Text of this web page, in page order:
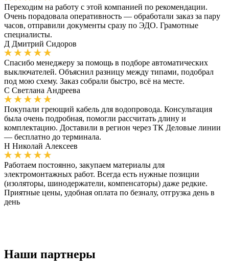
Переходим на работу с этой компанией по рекомендации.
Очень порадовала оперативность — обработали заказ за пару
часов, отправили документы сразу по ЭДО. Грамотные
специалисты.
Д Дмитрий Сидоров
Спасибо менеджеру за помощь в подборе автоматических
выключателей. Объяснил разницу между типами, подобрал
под мою схему. Заказ собрали быстро, всё на месте.
С Светлана Андреева
Покупали греющий кабель для водопровода. Консультация
была очень подробная, помогли рассчитать длину и
комплектацию. Доставили в регион через ТК Деловые линии
— бесплатно до терминала.
Н Николай Алексеев
Работаем постоянно, закупаем материалы для
электромонтажных работ. Всегда есть нужные позиции
(изоляторы, шинодержатели, компенсаторы) даже редкие.
Приятные цены, удобная оплата по безналу, отгрузка день в
день
Наши партнеры